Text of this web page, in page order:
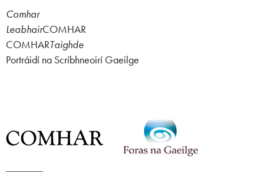
Comhar
LeabhairCOMHAR
COMHARTaighde
Portráidí na Scríbhneoirí Gaeilge